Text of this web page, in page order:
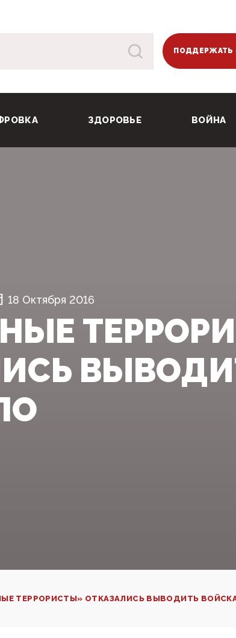
ПОДДЕРЖАТЬ
ЗДОРОВЬЕ ВОЙНА
18 Октября 2016
ТЕРРОРИСТЫ» ОТКАЗАЛИСЬ ВЫВОДИТЬ